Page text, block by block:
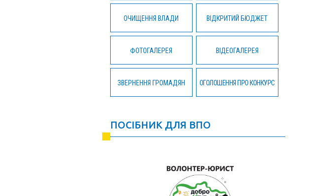
ОЧИЩЕННЯ ВЛАДИ ВІДКРИТИЙ БЮДЖЕТ
ФОТОГАЛЕРЕЯ ВІДЕОГАЛЕРЕЯ
ЗВЕРНЕННЯ ГРОМАДЯН ОГОЛОШЕННЯ ПРО КОНКУРС
ПОСІБНИК ДЛЯ ВПО